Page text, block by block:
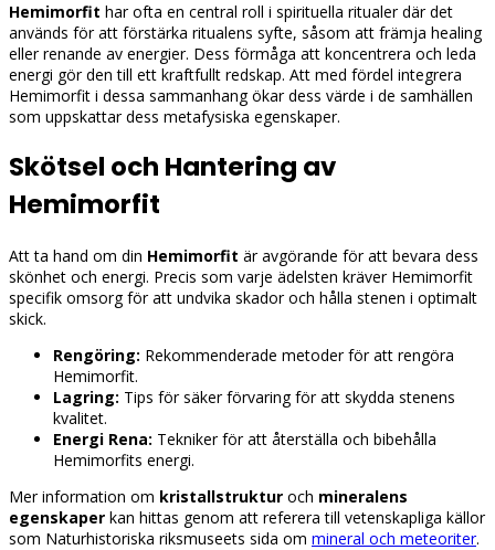
Hemimorfit har ofta en central roll i spirituella ritualer där det
används för att förstärka ritualens syfte, såsom att främja healing
eller renande av energier. Dess förmåga att koncentrera och leda
energi gör den till ett kraftfullt redskap. Att med fördel integrera
Hemimorfit i dessa sammanhang ökar dess värde i de samhällen
som uppskattar dess metafysiska egenskaper.
Skötsel och Hantering av
Hemimorfit
Att ta hand om din Hemimorfit är avgörande för att bevara dess
skönhet och energi. Precis som varje ädelsten kräver Hemimorfit
specifik omsorg för att undvika skador och hålla stenen i optimalt
skick.
Rengöring: Rekommenderade metoder för att rengöra
Hemimorfit.
Lagring: Tips för säker förvaring för att skydda stenens
kvalitet.
Energi Rena: Tekniker för att återställa och bibehålla
Hemimorfits energi.
Mer information om kristallstruktur och mineralens
egenskaper kan hittas genom att referera till vetenskapliga källor
som Naturhistoriska riksmuseets sida om mineral och meteoriter.